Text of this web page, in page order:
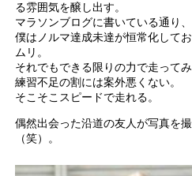
る雰囲気を醸し出す。
マラソンブログに書いている通り、
僕はノルマ達成未達が恒常化して
ムリ。
それでもできる限りの力で走ってみ
練習不足の割には案外悪くない。
そこそこスピードで走れる。
偶然出会った沿道の友人が写真を
（笑）。